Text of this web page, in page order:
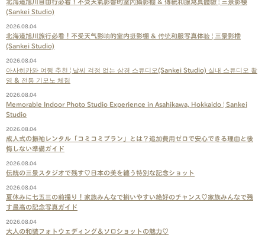
(Sankei Studio)
2026.08.04
北海道旭川旅行必看！不受天气影响的室内摄影棚 & 传统和服写真体验 | 三景影楼
(Sankei Studio)
2026.08.04
아사히카와 여행 추천 | 날씨 걱정 없는 삼경 스튜디오(Sankei Studio) 실내 스튜디오 촬
영 & 전통 기모노 체험
2026.08.04
Memorable Indoor Photo Studio Experience in Asahikawa, Hokkaido | Sankei
Studio
2026.08.04
成人式の振袖レンタル「コミコミプラン」とは？追加費用ゼロで安心できる理由と後
悔しない準備ガイド
2026.08.04
伝統の三景スタジオで残す♡日本の美を纏う特別な記念ショット
2026.08.04
夏休みに七五三の前撮り！家族みんなで揃いやすい絶好のチャンス♡家族みんなで残
す最高の記念写真ガイド
2026.08.04
大人の和装フォトウェディング＆ソロショットの魅力♡